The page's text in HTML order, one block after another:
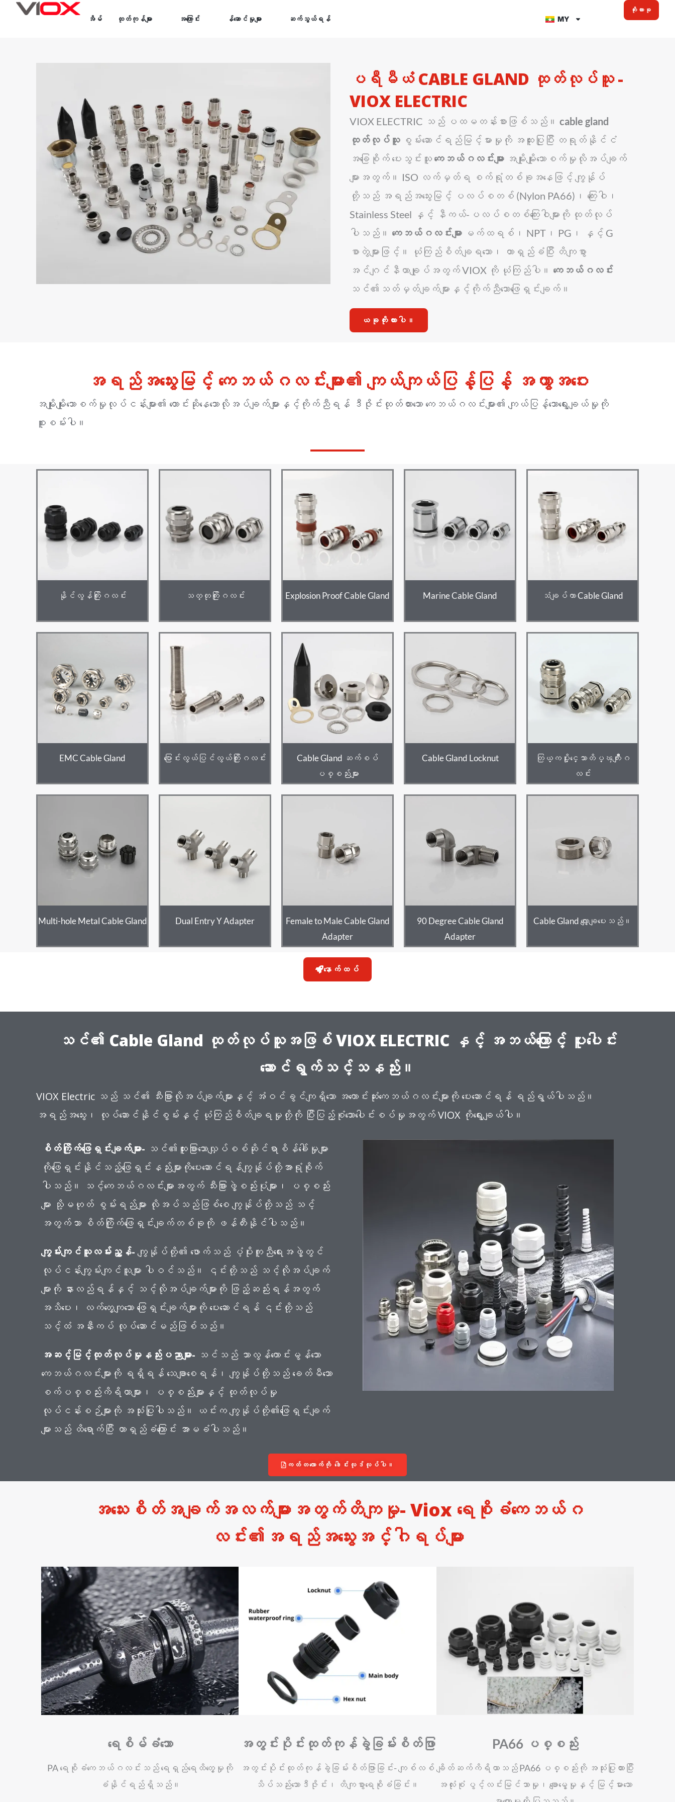
အကြောင်းအရာ
အိမ် ထုတ်ကုန်များ အကြောင်း န်ဆောင်မှုများ ဆက်သွယ်ရန် MY
ကိုးကားခု
ပရီမီယံ CABLE GLAND ထုတ်လုပ်သူ -
VIOX ELECTRIC
VIOX ELECTRIC သည် ပထမတန်းစားဖြစ်သည်။ cable gland
ထုတ်လုပ်သူစွမ်းဆောင်ရည်မြင့်မားမှုကို အထူးပြုပြီး တရုတ်နိုင်ငံ
အခြေစိုက် ပေးသွင်းသူ ကေဘယ်ဂလင်းများ အမျိုးမျိုးသောစက်မှုလိုအပ်ချက်
များအတွက်။ ISO လက်မှတ်ရ စက်ရုံတစ်ခုအနေဖြင့် ကျွန်ုပ်
တို့သည် အရည်အသွေးမြင့် ပလပ်စတစ် (Nylon PA66)၊ ကြေးဝါ၊
Stainless Steel နှင့် နီကယ်-ပလပ်စတစ်ကြေးဝါများကို ထုတ်လုပ်
ပါသည်။ ကေဘယ်ဂလင်းများ မက်ထရစ်၊ NPT၊ PG၊ နှင့် G
စာတွဲများဖြင့်။ ယုံကြည်စိတ်ချရသော၊ တာရှည်ခံပြီး တိကျစွာ
အင်ဂျင်နီယာချုပ်အတွက် VIOX ကို ယုံကြည်ပါ။ ကေဘယ်ဂလင်း
သင်၏သတ်မှတ်ချက်များနှင့်ကိုက်ညီသောဖြေရှင်းချက်။
ယခုကိုးကားပါ။
အရည်အသွေးမြင့် ကေဘယ်ဂလင်းများ၏ ကျယ်ကျယ်ပြန့်ပြန့် အကွာအဝေး
အမျိုးမျိုးသောစက်မှုလုပ်ငန်းများ၏ တောင်းဆိုနေသောလိုအပ်ချက်များနှင့်ကိုက်ညီရန် ဒီဇိုင်းထုတ်ထားသော ကေဘယ်ဂလင်းများ၏ ကျယ်ပြန့်သောရွေးချယ်မှုကို
စူးစမ်းပါ။
နိုင်လွန်ကြိုးဂလင်း သတ္တုကြိုးဂလင်း Explosion Proof Cable Gland Marine Cable Gland သံချပ်ကာ Cable Gland
EMC Cable Gland ပြောင်းလွယ်ပြင်လွယ်ကြိုးဂလင်း
Cable Gland ဆက်စပ်
ပစ္စည်းများ
Cable Gland Locknut
တြယ္ကပ္ႏိုင္ေသာတိပ္ၾကိဳးျဂ
လင်း
Multi-hole Metal Cable Gland Dual Entry Y Adapter
Female to Male Cable Gland
Adapter
90 Degree Cable Gland
Adapter
Cable Gland လျှော့ချပေးသည်။
နောက်ထပ်
သင်၏ Cable Gland ထုတ်လုပ်သူအဖြစ် VIOX ELECTRIC နှင့် အဘယ်ကြောင့် ပူးပေါင်း
ဆောင်ရွက်သင့်သနည်း။
VIOX Electric သည် သင်၏ သီးခြားလိုအပ်ချက်များနှင့် အံဝင်ခွင်ကျရှိသော အကောင်းဆုံးကေဘယ်ဂလင်းများကို ပေးဆောင်ရန် ရည်ရွယ်ပါသည်။
အရည်အသွေး၊ လုပ်ဆောင်နိုင်စွမ်းနှင့် ယုံကြည်စိတ်ချရမှုတို့ကို ပြီးပြည့်စုံသောပေါင်းစပ်မှုအတွက် VIOX ကိုရွေးချယ်ပါ။
စိတ်ကြိုက်ဖြေရှင်းချက်များ- သင်၏ထူးခြားသောလျှပ်စစ်ဆိုင်ရာစိန်ခေါ်မှုများ
ကိုဖြေရှင်းနိုင်သည့်ဖြေရှင်းနည်းများကိုပေးဆောင်ရန်ကျွန်ုပ်တို့အာရုံစိုက်
ပါသည်။ သင့်ကေဘယ်ဂလင်းများအတွက် သီးခြားဖွဲ့စည်းပုံများ၊ ပစ္စည်း
များ သို့မဟုတ် စွမ်းရည်များ လိုအပ်သည်ဖြစ်စေ ကျွန်ုပ်တို့သည် သင့်
အတွက်သာ စိတ်ကြိုက်ဖြေရှင်းချက်တစ်ခုကို ဖန်တီးနိုင်ပါသည်။
ကျွမ်းကျင်သူလမ်းညွှန်- ကျွန်ုပ်တို့၏ ဖောက်သည် ပံ့ပိုးကူညီရေးအဖွဲ့တွင်
လုပ်ငန်းကျွမ်းကျင်သူများ ပါဝင်သည်။ ၎င်းတို့သည် သင့်လိုအပ်ချက်
များကို နားလည်ရန်နှင့် သင့်လိုအပ်ချက်များကို ဖြည့်ဆည်းရန်အတွက်
အသိပေး၊ လက်တွေ့ကျသော ဖြေရှင်းချက်များကို ပေးဆောင်ရန် ၎င်းတို့သည်
သင့်ထံ အနီးကပ် လုပ်ဆောင်မည်ဖြစ်သည်။
အဆင့်မြင့်ထုတ်လုပ်မှုနည်းပညာများ- သင်သည် သာလွန်ကောင်းမွန်သော
ကေဘယ်ဂလင်းများကို ရရှိရန် သေချာစေရန်၊ ကျွန်ုပ်တို့သည် ခေတ်မီသော
စက်ပစ္စည်းကိရိယာများ၊ ပစ္စည်းများနှင့် ထုတ်လုပ်မှု
လုပ်ငန်းစဉ်များကို အသုံးပြုပါသည်။ ယင်းက ကျွန်ုပ်တို့၏ဖြေရှင်းချက်
များသည် ထိရောက်ပြီး တာရှည်ခံကြောင်း အာမခံပါသည်။
ကတ်တလောက်ကို ဒေါင်းလုဒ်လုပ်ပါ။
အသေးစိတ်အချက်အလက်များအတွက်တိကျမှု- Viox ရေစိုခံကေဘယ်ဂ
လင်း၏အရည်အသွေးအင်္ဂါရပ်များ
ရေစိမ်ခံသော
PA ရေစိုခံကေဘယ်ဂလင်းသည် ရေရှည်ရေထိတွေ့မှုကို
ခံနိုင်ရည်ရှိသည်။
အတွင်းပိုင်းထုတ်ကုန်ခွဲခြမ်းစိတ်ဖြာ
အတွင်းပိုင်းထုတ်ကုန်ခွဲခြမ်းစိတ်ဖြာခြင်း- ကျစ်လစ်
သိပ်သည်းသောဒီဇိုင်း၊ တိကျစွာရေစိုခံခြင်း။
PA66 ပစ္စည်း
ချိတ်ဆက်ကိရိယာသည် PA66 ပစ္စည်းကို အသုံးပြုထားပြီး
အလုံးစုံ ပွင့်လင်းမြင်သာမှု၊ ချောမွေ့မှုနှင့် မြင့်မားသော